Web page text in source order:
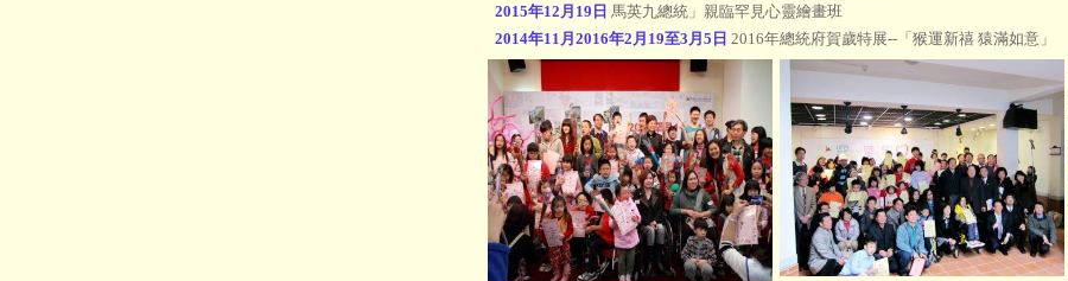
2015年12月19日 馬英九總統」親臨罕見心靈繪畫班
2014年11月 2016年2月19至3月5日 2016年總統府賀歲特展--「猴運新禧 猿滿如意」